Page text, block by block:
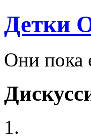
Детки
Они пока